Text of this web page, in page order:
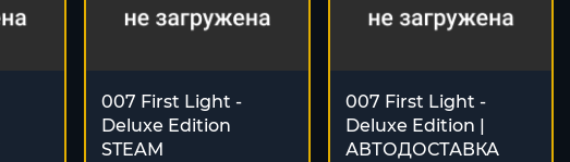
007 First Light -
Deluxe Edition
STEAM
007 First Light -
Deluxe Edition |
АВТОДОСТАВКА